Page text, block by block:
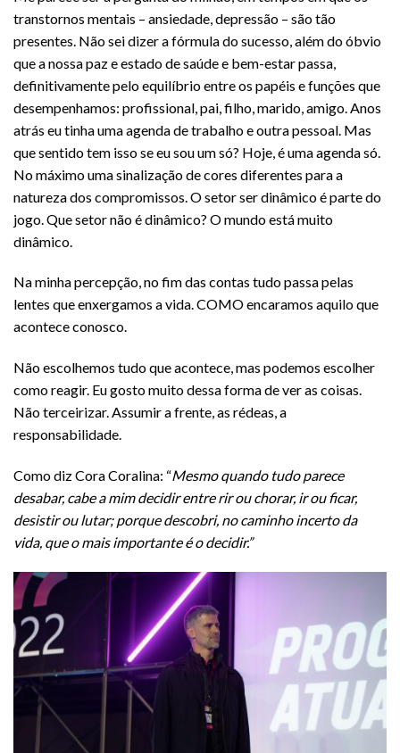
transtornos mentais – ansiedade, depressão – são tão
presentes. Não sei dizer a fórmula do sucesso, além do óbvio
que a nossa paz e estado de saúde e bem-estar passa,
definitivamente pelo equilíbrio entre os papéis e funções que
desempenhamos: profissional, pai, filho, marido, amigo. Anos
atrás eu tinha uma agenda de trabalho e outra pessoal. Mas
que sentido tem isso se eu sou um só? Hoje, é uma agenda só.
No máximo uma sinalização de cores diferentes para a
natureza dos compromissos. O setor ser dinâmico é parte do
jogo. Que setor não é dinâmico? O mundo está muito
dinâmico.
Na minha percepção, no fim das contas tudo passa pelas
lentes que enxergamos a vida. COMO encaramos aquilo que
acontece conosco.
Não escolhemos tudo que acontece, mas podemos escolher
como reagir. Eu gosto muito dessa forma de ver as coisas.
Não terceirizar. Assumir a frente, as rédeas, a
responsabilidade.
Como diz Cora Coralina: “Mesmo quando tudo parece
desabar, cabe a mim decidir entre rir ou chorar, ir ou ficar,
desistir ou lutar; porque descobri, no caminho incerto da
vida, que o mais importante é o decidir.”